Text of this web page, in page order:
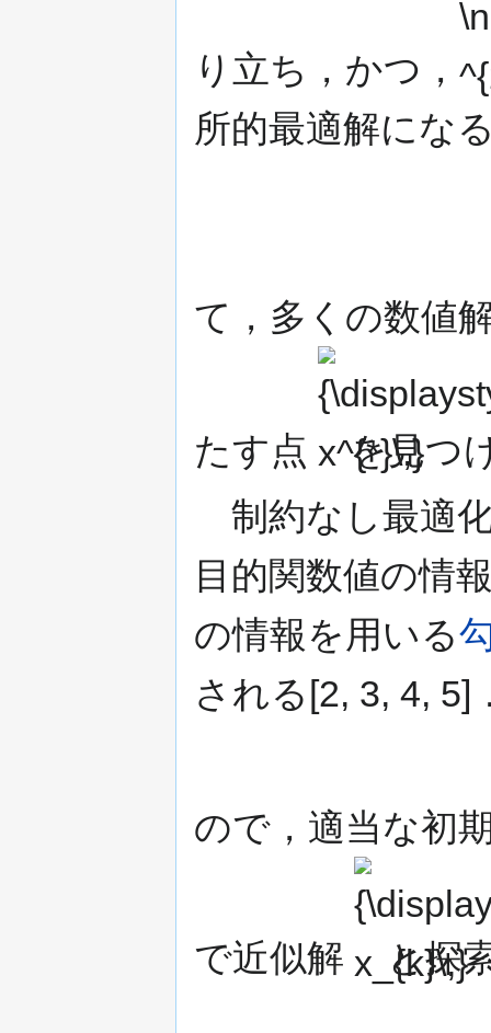
り立ち，かつ，
所的最適解にな
て，多くの数値
たす点
{\displaystyle
x^{*}\,}
を見つ
制約なし最適
目的関数値の情
の情報を用いる
される[2, 3, 4, 5]
ので，適当な初
で近似解
{\displaystyle
x_{k}\,}
と探